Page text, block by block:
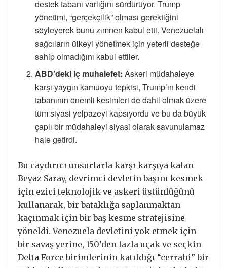
destek tabanı varlığını sürdürüyor. Trump
yönetimi, “gerçekçilik” olması gerektiğini
söyleyerek bunu zımnen kabul etti. Venezuelalı
sağcıların ülkeyi yönetmek için yeterli desteğe
sahip olmadığını kabul ettiler.
ABD’deki iç muhalefet: Askeri müdahaleye
karşı yaygın kamuoyu tepkisi, Trump’ın kendi
tabanının önemli kesimleri de dahil olmak üzere
tüm siyasi yelpazeyi kapsıyordu ve bu da büyük
çaplı bir müdahaleyi siyasi olarak savunulamaz
hale getirdi.
Bu caydırıcı unsurlarla karşı karşıya kalan
Beyaz Saray, devrimci devletin başını kesmek
için ezici teknolojik ve askeri üstünlüğünü
kullanarak, bir bataklığa saplanmaktan
kaçınmak için bir baş kesme stratejisine
yöneldi. Venezuela devletini yok etmek için
bir savaş yerine, 150’den fazla uçak ve seçkin
Delta Force birimlerinin katıldığı “cerrahi” bir